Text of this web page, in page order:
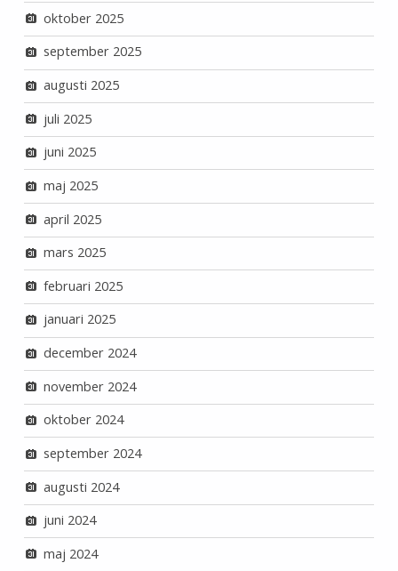
oktober 2025
september 2025
augusti 2025
juli 2025
juni 2025
maj 2025
april 2025
mars 2025
februari 2025
januari 2025
december 2024
november 2024
oktober 2024
september 2024
augusti 2024
juni 2024
maj 2024